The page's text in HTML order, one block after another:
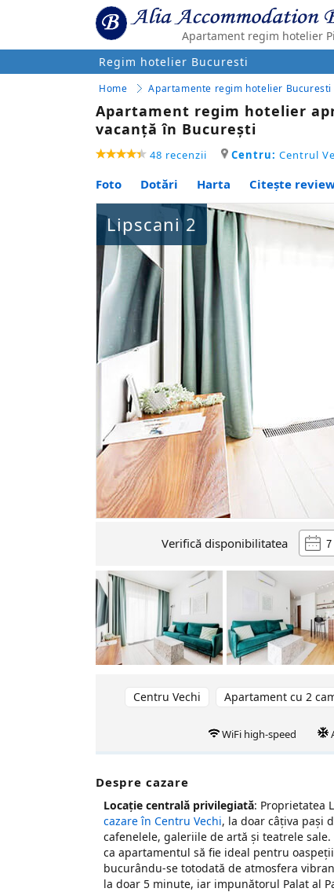
Apartament regim hotelier
Regim hotelier Bucuresti
Home Apartamente regim hotelier Bucuresti
Apartament regim hotelier
vacanță în București
48 recenzii Centru: Centrul
Foto Dotări Harta Citește
Lipscani 2
Verifică disponibilitatea
Centru Vechi Apartament cu 2
WiFi high-speed
Despre cazare
Locație centrală privilegiată: Proprietatea
cazare în Centru Vechi, la doar câțiva pași
cafenelele, galeriile de artă și teatrele
ca apartamentul să fie ideal pentru
bucurându-se totodată de atmosfera
la doar 5 minute, iar impunătorul Palat al